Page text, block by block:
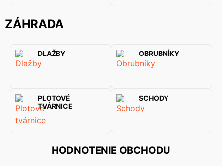
ZÁHRADA
DLAŽBY OBRUBNÍKY
PLOTOVÉ
TVÁRNICE
SCHODY
HODNOTENIE OBCHODU